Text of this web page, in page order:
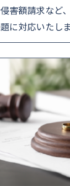
害額請求など
に対応いたしま